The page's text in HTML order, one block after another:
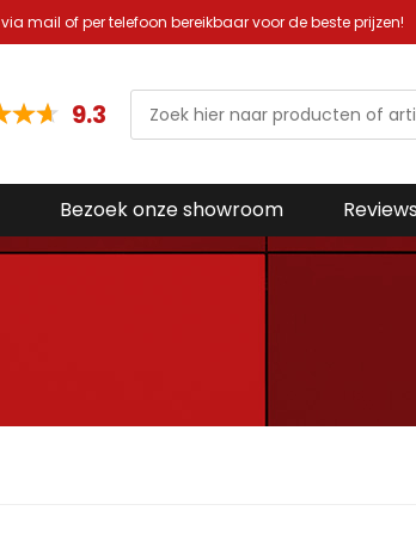
via mail of per telefoon bereikbaar voor de beste prijzen!
9.3
Bezoek onze showroom Reviews